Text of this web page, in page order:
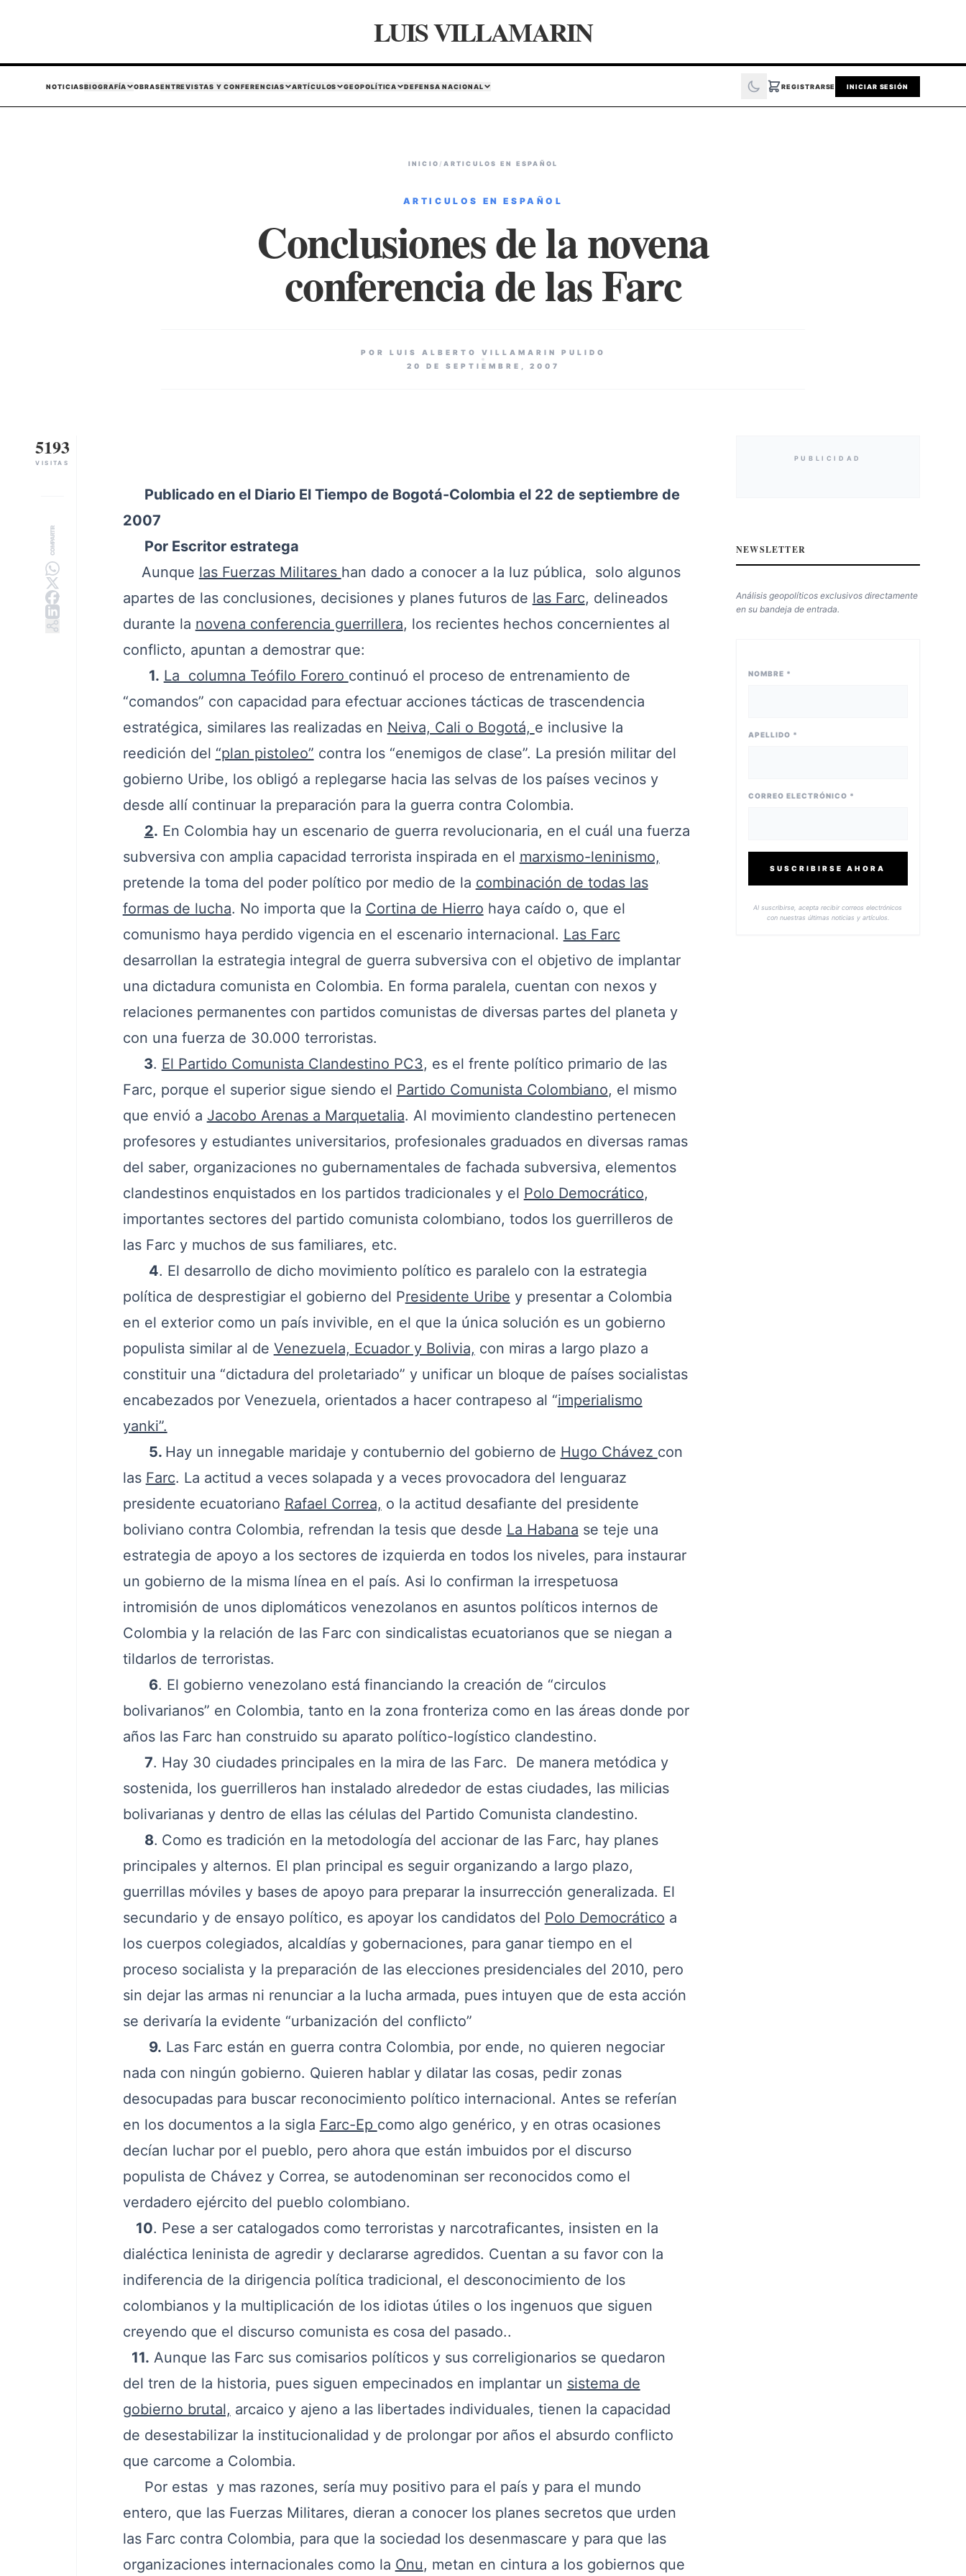
LUIS VILLAMARIN
NOTICIASBIOGRAFÍA OBRASENTREVISTAS Y CONFERENCIAS ARTÍCULOS GEOPOLÍTICA DEFENSA NACIONAL REGISTRARSE INICIAR SESIÓN
INICIO /ARTICULOS EN ESPAÑOL
ARTICULOS EN ESPAÑOL
Conclusiones de la novena
conferencia de las Farc
POR LUIS ALBERTO VILLAMARIN PULIDO
20 DE SEPTIEMBRE, 2007
5193
VISITAS
COMPARTIR
Publicado en el Diario El Tiempo de Bogotá-Colombia el 22 de septiembre de
2007
Por Escritor estratega
Aunque las Fuerzas Militares han dado a conocer a la luz pública, solo algunos
apartes de las conclusiones, decisiones y planes futuros de las Farc, delineados
durante la novena conferencia guerrillera, los recientes hechos concernientes al
conflicto, apuntan a demostrar que:
1. La columna Teófilo Forero continuó el proceso de entrenamiento de
“comandos” con capacidad para efectuar acciones tácticas de trascendencia
estratégica, similares las realizadas en Neiva, Cali o Bogotá, e inclusive la
reedición del “plan pistoleo” contra los “enemigos de clase”. La presión militar del
gobierno Uribe, los obligó a replegarse hacia las selvas de los países vecinos y
desde allí continuar la preparación para la guerra contra Colombia.
2. En Colombia hay un escenario de guerra revolucionaria, en el cuál una fuerza
subversiva con amplia capacidad terrorista inspirada en el marxismo-leninismo,
pretende la toma del poder político por medio de la combinación de todas las
formas de lucha. No importa que la Cortina de Hierro haya caído o, que el
comunismo haya perdido vigencia en el escenario internacional. Las Farc
desarrollan la estrategia integral de guerra subversiva con el objetivo de implantar
una dictadura comunista en Colombia. En forma paralela, cuentan con nexos y
relaciones permanentes con partidos comunistas de diversas partes del planeta y
con una fuerza de 30.000 terroristas.
3. El Partido Comunista Clandestino PC3, es el frente político primario de las
Farc, porque el superior sigue siendo el Partido Comunista Colombiano, el mismo
que envió a Jacobo Arenas a Marquetalia. Al movimiento clandestino pertenecen
profesores y estudiantes universitarios, profesionales graduados en diversas ramas
del saber, organizaciones no gubernamentales de fachada subversiva, elementos
clandestinos enquistados en los partidos tradicionales y el Polo Democrático,
importantes sectores del partido comunista colombiano, todos los guerrilleros de
las Farc y muchos de sus familiares, etc.
4. El desarrollo de dicho movimiento político es paralelo con la estrategia
política de desprestigiar el gobierno del Presidente Uribe y presentar a Colombia
en el exterior como un país invivible, en el que la única solución es un gobierno
populista similar al de Venezuela, Ecuador y Bolivia, con miras a largo plazo a
constituir una “dictadura del proletariado” y unificar un bloque de países socialistas
encabezados por Venezuela, orientados a hacer contrapeso al “imperialismo
yanki”.
5. Hay un innegable maridaje y contubernio del gobierno de Hugo Chávez con
las Farc. La actitud a veces solapada y a veces provocadora del lenguaraz
presidente ecuatoriano Rafael Correa, o la actitud desafiante del presidente
boliviano contra Colombia, refrendan la tesis que desde La Habana se teje una
estrategia de apoyo a los sectores de izquierda en todos los niveles, para instaurar
un gobierno de la misma línea en el país. Asi lo confirman la irrespetuosa
intromisión de unos diplomáticos venezolanos en asuntos políticos internos de
Colombia y la relación de las Farc con sindicalistas ecuatorianos que se niegan a
tildarlos de terroristas.
6. El gobierno venezolano está financiando la creación de “circulos
bolivarianos” en Colombia, tanto en la zona fronteriza como en las áreas donde por
años las Farc han construido su aparato político-logístico clandestino.
7. Hay 30 ciudades principales en la mira de las Farc. De manera metódica y
sostenida, los guerrilleros han instalado alrededor de estas ciudades, las milicias
bolivarianas y dentro de ellas las células del Partido Comunista clandestino.
8. Como es tradición en la metodología del accionar de las Farc, hay planes
principales y alternos. El plan principal es seguir organizando a largo plazo,
guerrillas móviles y bases de apoyo para preparar la insurrección generalizada. El
secundario y de ensayo político, es apoyar los candidatos del Polo Democrático a
los cuerpos colegiados, alcaldías y gobernaciones, para ganar tiempo en el
proceso socialista y la preparación de las elecciones presidenciales del 2010, pero
sin dejar las armas ni renunciar a la lucha armada, pues intuyen que de esta acción
se derivaría la evidente “urbanización del conflicto”
9. Las Farc están en guerra contra Colombia, por ende, no quieren negociar
nada con ningún gobierno. Quieren hablar y dilatar las cosas, pedir zonas
desocupadas para buscar reconocimiento político internacional. Antes se referían
en los documentos a la sigla Farc-Ep como algo genérico, y en otras ocasiones
decían luchar por el pueblo, pero ahora que están imbuidos por el discurso
populista de Chávez y Correa, se autodenominan ser reconocidos como el
verdadero ejército del pueblo colombiano.
10. Pese a ser catalogados como terroristas y narcotraficantes, insisten en la
dialéctica leninista de agredir y declararse agredidos. Cuentan a su favor con la
indiferencia de la dirigencia política tradicional, el desconocimiento de los
colombianos y la multiplicación de los idiotas útiles o los ingenuos que siguen
creyendo que el discurso comunista es cosa del pasado..
11. Aunque las Farc sus comisarios políticos y sus correligionarios se quedaron
del tren de la historia, pues siguen empecinados en implantar un sistema de
gobierno brutal, arcaico y ajeno a las libertades individuales, tienen la capacidad
de desestabilizar la institucionalidad y de prolongar por años el absurdo conflicto
que carcome a Colombia.
Por estas y mas razones, sería muy positivo para el país y para el mundo
entero, que las Fuerzas Militares, dieran a conocer los planes secretos que urden
las Farc contra Colombia, para que la sociedad los desenmascare y para que las
organizaciones internacionales como la Onu, metan en cintura a los gobiernos que
PUBLICIDAD
NEWSLETTER
Análisis geopolíticos exclusivos directamente
en su bandeja de entrada.
NOMBRE *
APELLIDO *
CORREO ELECTRÓNICO *
SUSCRIBIRSE AHORA
Al suscribirse, acepta recibir correos electrónicos
con nuestras últimas noticias y artículos.